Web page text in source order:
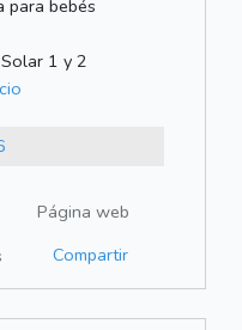
para bebés
1 y 2
Página web
Compartir